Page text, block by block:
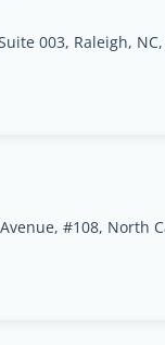
003, Raleigh,
#108, North